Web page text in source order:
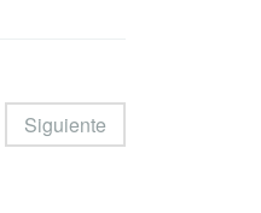
Siguiente